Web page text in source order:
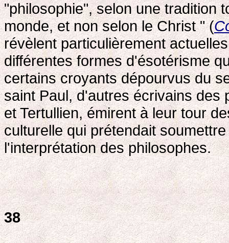
"philosophie", selon une tradition
monde, et non selon le Christ " (
révèlent particulièrement
différentes formes d'ésotérisme
certains croyants dépourvus du
saint Paul, d'autres écrivains des
et Tertullien, émirent à leur tour
culturelle qui prétendait
l'interprétation des philosophes.
38